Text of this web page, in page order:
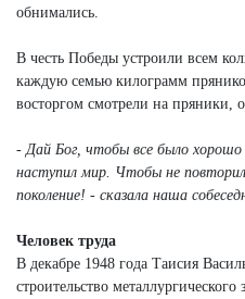
обнимались.
В честь Победы устроили всем
каждую семью килограмм
восторгом смотрели на пряники,
- Дай Бог, чтобы все было хорошо
наступил мир. Чтобы не
поколение! - сказала наша
Человек труда
В декабре 1948 года Таисия
строительство